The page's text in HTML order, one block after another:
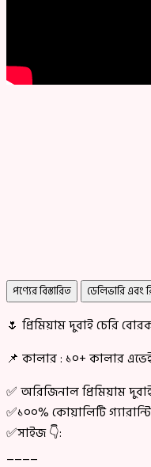
পণ্যের বিস্তারিত ডেলিভারি এবং
🌷 প্রিমিয়াম দুবাই চেরি
📌 কালার : ১০+ কালার
✅ অরিজিনাল প্রিমিয়াম
✅১০০% কোয়ালিটি গ্যারান্টি
✅সাইজ 👇:
____